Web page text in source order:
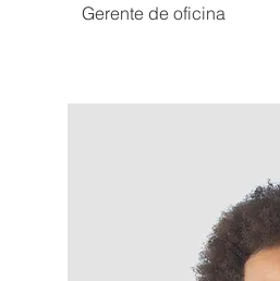
Gerente de oficina